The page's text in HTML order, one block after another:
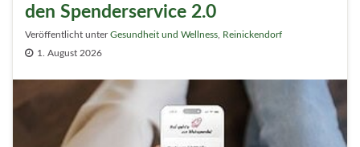
den Spenderservice 2.0
Veröffentlicht unterGesundheit und Wellness
Reinickendorf
1. August 2026